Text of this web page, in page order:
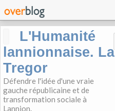
L'Humanité
lannionnaise.
Tregor
Défendre l'idée d'une vraie
gauche républicaine et de
transformation sociale à
Lannion.